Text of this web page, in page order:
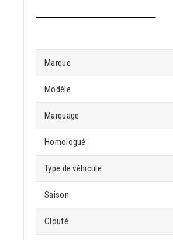
Marque
Modèle
Marquage
Homologué
Type de véhicule
Saison
Clouté